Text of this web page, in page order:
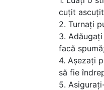
cuțit
2. Turnați
3.
facă
4. Așezați
să fie
5.